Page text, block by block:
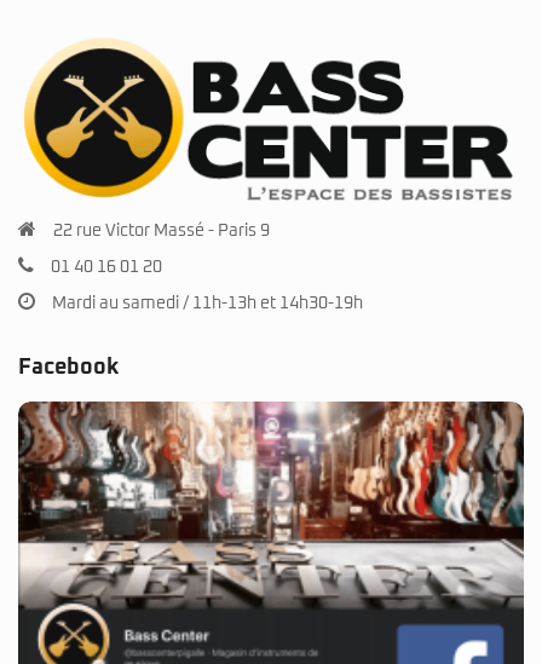
22 rue Victor Massé - Paris 9
01 40 16 01 20
Mardi au samedi / 11h-13h et 14h30-19h
Facebook